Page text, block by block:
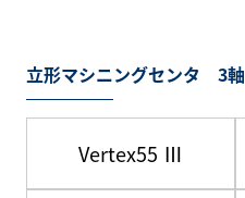
立形マシニングセンタ 3軸
Vertex55 Ⅲ